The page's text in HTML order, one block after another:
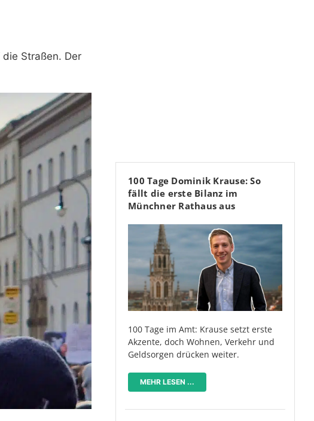
Straßen. Der
100 Tage Dominik Krause: So
fällt die erste Bilanz im
Münchner Rathaus aus
100 Tage im Amt: Krause setzt erste
Akzente, doch Wohnen, Verkehr und
Geldsorgen drücken weiter.
MEHR LESEN ...